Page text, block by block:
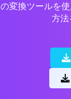
の変換ツールを
方法